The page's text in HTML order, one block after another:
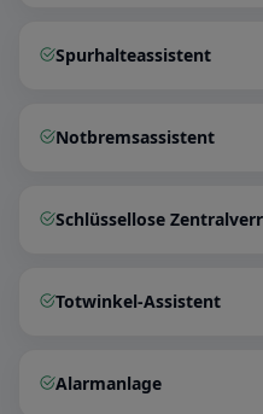
Spurhalteassistent
Notbremsassistent
Schlüssellose
Totwinkel-Assistent
Alarmanlage